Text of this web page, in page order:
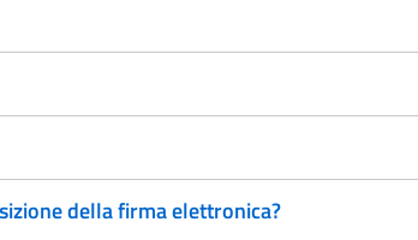
della firma elettronica?